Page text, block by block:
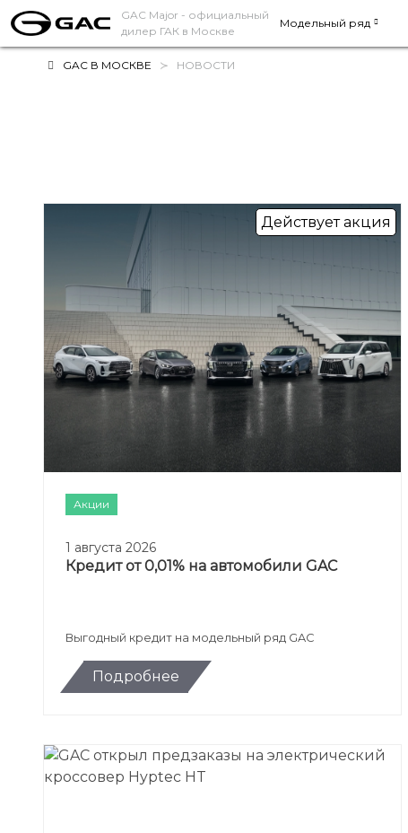
GAC Major - официальный
дилер ГАК в Москве
Модельный ряд
GAC В МОСКВЕ НОВОСТИ
Действует акция
Акции
1 августа 2026
Кредит от 0,01% на автомобили GAC
Выгодный кредит на модельный ряд GAC
Подробнее